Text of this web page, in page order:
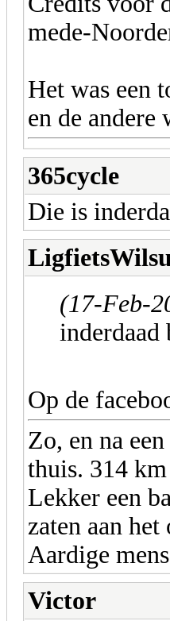
mede-
Het was een
en de andere
365cycle
Die is
(17-Feb-
Op de
Zo, en na
thuis. 314
Lekker een
zaten aan
Aardige
Victor